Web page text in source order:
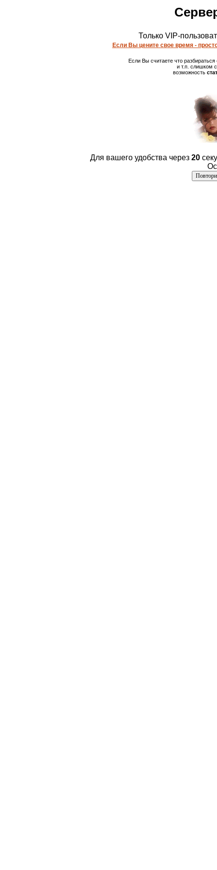
Только VIP-
Если Вы цените свое время -
Если Вы считаете что
и т.п. слишком
возможность
Для вашего удобства через 20